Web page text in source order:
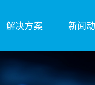
解决方案 新闻